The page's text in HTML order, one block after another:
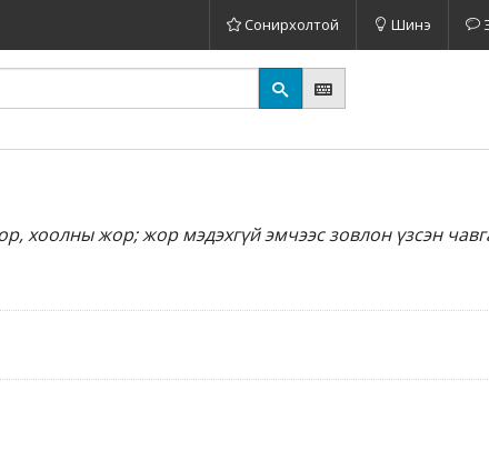
Сонирхолтой Шинэ
хоолны жор; жор мэдэхгүй эмчээс зовлон үзсэн